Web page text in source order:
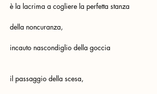
è la lacrima a cogliere la perfetta stanza
della noncuranza,
incauto nascondiglio della goccia
il passaggio della scesa,